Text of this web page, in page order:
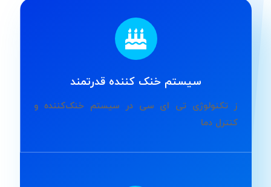
سیستم خنک کننده قدرتمند
ز تکنولوژی تی ای سی در سیستم خنک‌کننده و
کنترل دما